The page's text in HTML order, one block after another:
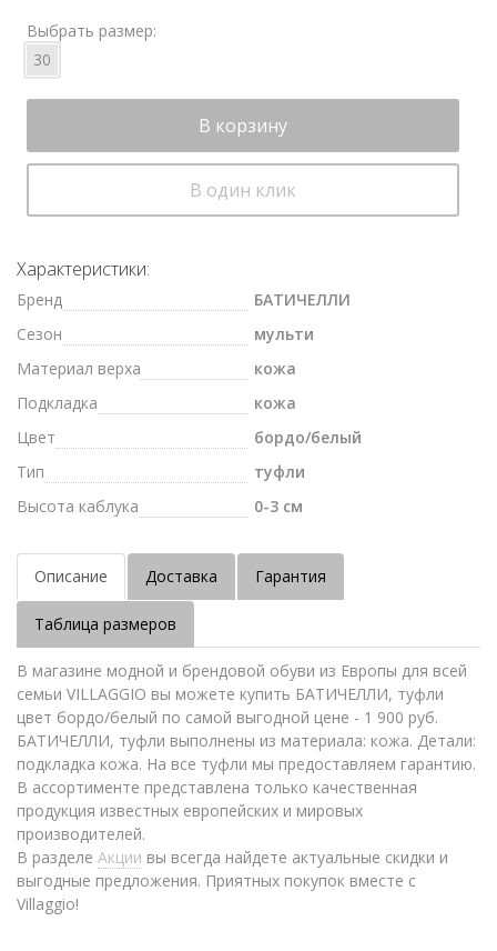
Выбрать размер:
30
В корзину
В один клик
Характеристики:
Бренд
БАТИЧЕЛЛИ
Сезон
мульти
Материал верха
кожа
Подкладка
кожа
Цвет
бордо/белый
Тип
туфли
Высота каблука
0-3 см
Описание Доставка Гарантия
Таблица размеров
В магазине модной и брендовой обуви из Европы для всей
семьи VILLAGGIO вы можете купить БАТИЧЕЛЛИ, туфли
цвет бордо/белый по самой выгодной цене - 1 900 руб.
БАТИЧЕЛЛИ, туфли выполнены из материала: кожа. Детали:
подкладка кожа. На все туфли мы предоставляем гарантию.
В ассортименте представлена только качественная
продукция известных европейских и мировых
производителей.
В разделе Акции вы всегда найдете актуальные скидки и
выгодные предложения. Приятных покупок вместе с
Villaggio!